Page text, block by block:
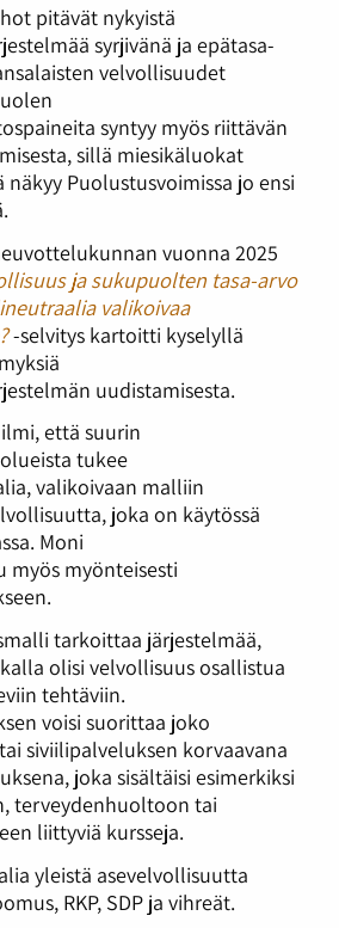
pitävät nykyistä
syrjivänä ja epätasa-
velvollisuudet
syntyy myös riittävän
sillä miesikäluokat
näkyy Puolustusvoimissa jo ensi
vuonna 2025
ja sukupuolten tasa-arvo
valikoivaa
-selvitys kartoitti kyselyllä
uudistamisesta.
että suurin
tukee
valikoivaan malliin
joka on käytössä
Moni
myönteisesti
tarkoittaa järjestelmää,
olisi velvollisuus osallistua
tehtäviin.
voisi suorittaa joko
siviilipalveluksen korvaavana
joka sisältäisi esimerkiksi
terveydenhuoltoon tai
liittyviä kursseja.
yleistä asevelvollisuutta
RKP, SDP ja vihreät.